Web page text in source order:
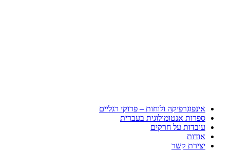
אינפוגרפיקה ולוחות – פרוקי רגליים
ספרות אנטומולוגית בעברית
עובדות על חרקים
אודות
יצירת קשר